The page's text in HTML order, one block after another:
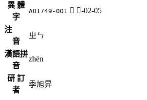
異 體
字
A01749-001 𡈿 土-02-05
注
音
ㄓㄣ
漢語拼
音
zhēn
研 訂
者
季旭昇